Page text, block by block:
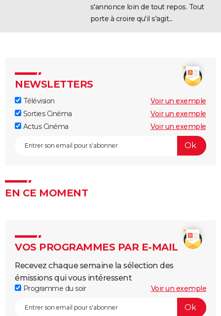
s'annonce loin de tout repos. Tout
porte à croire qu'il s'agit...
NEWSLETTERS
Télévision
Voir un exemple
Sorties Cinéma
Voir un exemple
Actus Cinéma
Voir un exemple
EN CE MOMENT
VOS PROGRAMMES PAR E-MAIL
Recevez chaque semaine la sélection des
émissions qui vous intéressent
Programme du soir Voir un exemple